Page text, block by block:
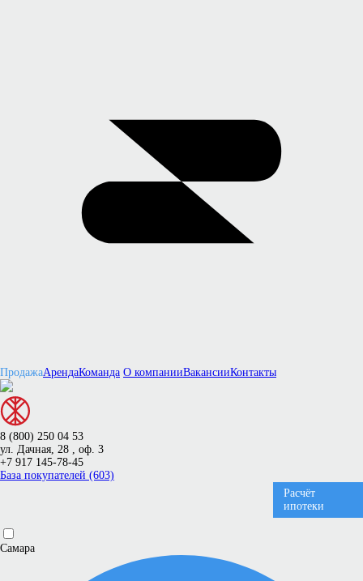
ПродажаАрендаКоманда О компанииВакансииКонтакты
8 (800) 250 04 53
ул. Дачная, 28 , оф. 3
+7 917 145-78-45
База покупателей (603)
Расчёт
ипотеки
Самара